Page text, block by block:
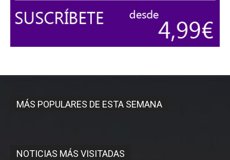
MÁS POPULARES DE ESTA SEMANA
NOTICIAS MÁS VISITADAS